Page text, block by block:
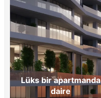
Lüks bir apartmanda
daire